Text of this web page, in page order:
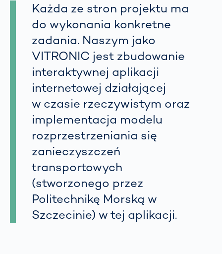
Każda ze stron projektu ma
do wykonania konkretne
zadania. Naszym jako
VITRONIC jest zbudowanie
interaktywnej aplikacji
internetowej działającej
w czasie rzeczywistym oraz
implementacja modelu
rozprzestrzeniania się
zanieczyszczeń
transportowych
(stworzonego przez
Politechnikę Morską w
Szczecinie) w tej aplikacji.